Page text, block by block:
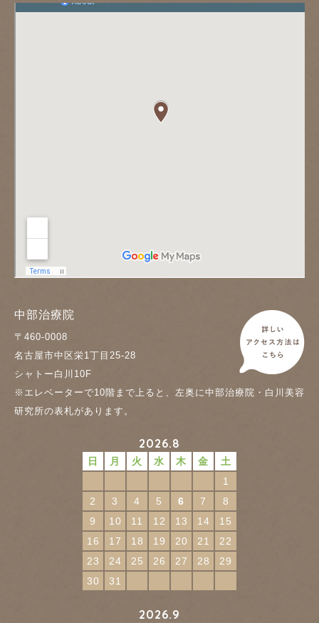
中部治療院
〒460-0008
名古屋市中区栄1丁目25-28
シャトー白川10F
※エレベーターで10階まで上ると、左奥に中部治療院・白川美容
研究所の表札があります。
2026.8
日 月 火 水 木 金
土
1
2
3 4 5 6 7
8
9
10 11 12 13 14
15
16
17 18 19 20 21
22
23
24 25 26 27 28
29
30
31
2026.9